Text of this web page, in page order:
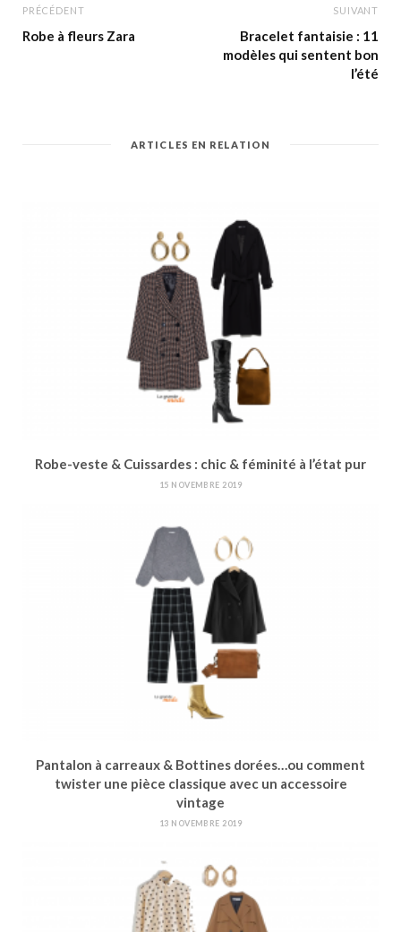
PRÉCÉDENT
Robe à fleurs Zara
SUIVANT
Bracelet fantaisie : 11
modèles qui sentent bon
l’été
ARTICLES EN RELATION
Robe-veste & Cuissardes : chic & féminité à l’état pur
15 NOVEMBRE 2019
Pantalon à carreaux & Bottines dorées…ou comment
twister une pièce classique avec un accessoire
vintage
13 NOVEMBRE 2019